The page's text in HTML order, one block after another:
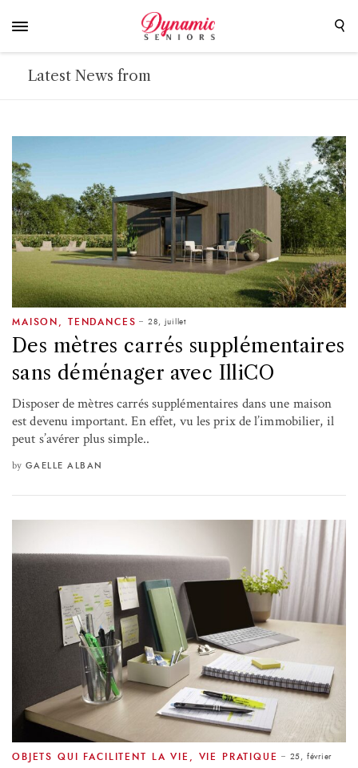
Latest News from
MAISON TENDANCES 28, juillet
Des mètres carrés supplémentaires
sans déménager avec IlliCO
Disposer de mètres carrés supplémentaires dans une maison
est devenu important. En effet, vu les prix de l’immobilier, il
peut s’avérer plus simple..
by GAELLE ALBAN
OBJETS QUI FACILITENT LA VIE , VIE PRATIQUE 25, février